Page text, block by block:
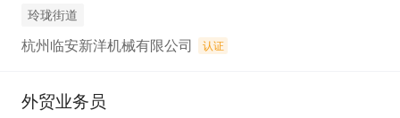
玲珑街道
杭州临安新洋机械有限公司 认证
外贸业务员